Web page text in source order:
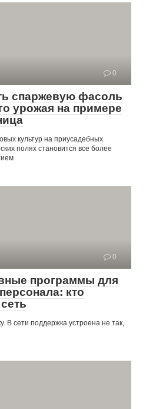
0
спаржевую фасоль
урожая на примере
культур на приусадебных
полях становится все более
0
программы для
кто
В сети поддержка устроена не так,